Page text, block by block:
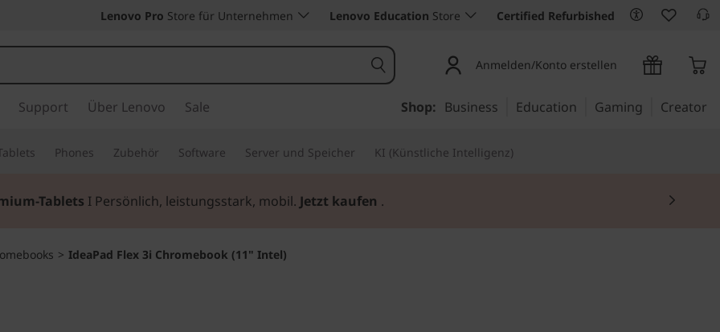
Lenovo Pro Store für Unternehmen Lenovo Education Store Certified Refurbished
Anmelden/Konto erstellen
Support Über Lenovo Sale Shop: Business Education Gaming Creator
Phones Zubehör Software Server und Speicher KI (Künstliche Intelligenz)
Tablets I Persönlich, leistungsstark, mobil. Jetzt kaufen .
> IdeaPad Flex 3i Chromebook (11" Intel)